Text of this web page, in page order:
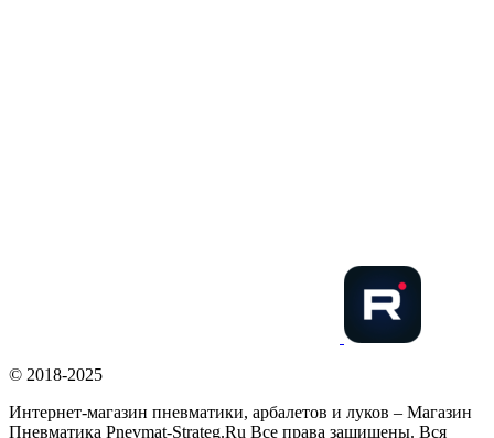
© 2018-2025
Интернет-магазин пневматики, арбалетов и луков – Магазин
Пневматика Pnevmat-Strateg.Ru Все права защищены. Вся